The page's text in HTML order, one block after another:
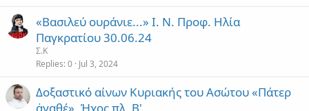
«Βασιλεύ ουράνιε...» Ι. Ν. Προφ. Ηλία
Παγκρατίου 30.06.24
Σ.Κ
Replies 0 Jul 3, 2024
Δοξαστικό αίνων Κυριακής του Ασώτου «Πάτερ